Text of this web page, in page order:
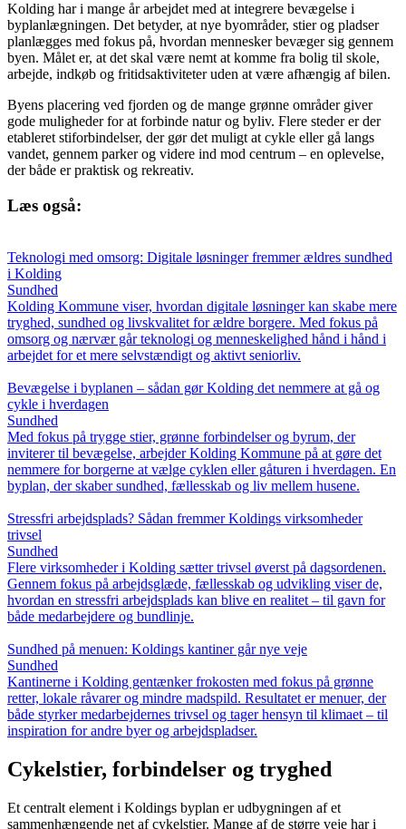
Kolding har i mange år arbejdet med at integrere bevægelse i
byplanlægningen. Det betyder, at nye byområder, stier og pladser
planlægges med fokus på, hvordan mennesker bevæger sig gennem
byen. Målet er, at det skal være nemt at komme fra bolig til skole,
arbejde, indkøb og fritidsaktiviteter uden at være afhængig af bilen.
Byens placering ved fjorden og de mange grønne områder giver
gode muligheder for at forbinde natur og byliv. Flere steder er der
etableret stiforbindelser, der gør det muligt at cykle eller gå langs
vandet, gennem parker og videre ind mod centrum – en oplevelse,
der både er praktisk og rekreativ.
Læs også:
Teknologi med omsorg: Digitale løsninger fremmer ældres sundhed
i Kolding
Sundhed
Kolding Kommune viser, hvordan digitale løsninger kan skabe mere
tryghed, sundhed og livskvalitet for ældre borgere. Med fokus på
omsorg og nærvær går teknologi og menneskelighed hånd i hånd i
arbejdet for et mere selvstændigt og aktivt seniorliv.
Bevægelse i byplanen – sådan gør Kolding det nemmere at gå og
cykle i hverdagen
Sundhed
Med fokus på trygge stier, grønne forbindelser og byrum, der
inviterer til bevægelse, arbejder Kolding Kommune på at gøre det
nemmere for borgerne at vælge cyklen eller gåturen i hverdagen. En
byplan, der skaber sundhed, fællesskab og liv mellem husene.
Stressfri arbejdsplads? Sådan fremmer Koldings virksomheder
trivsel
Sundhed
Flere virksomheder i Kolding sætter trivsel øverst på dagsordenen.
Gennem fokus på arbejdsglæde, fællesskab og udvikling viser de,
hvordan en stressfri arbejdsplads kan blive en realitet – til gavn for
både medarbejdere og bundlinje.
Sundhed på menuen: Koldings kantiner går nye veje
Sundhed
Kantinerne i Kolding gentænker frokosten med fokus på grønne
retter, lokale råvarer og mindre madspild. Resultatet er menuer, der
både styrker medarbejdernes trivsel og tager hensyn til klimaet – til
inspiration for andre byer og arbejdspladser.
Cykelstier, forbindelser og tryghed
Et centralt element i Koldings byplan er udbygningen af et
sammenhængende net af cykelstier. Mange af de større veje har i